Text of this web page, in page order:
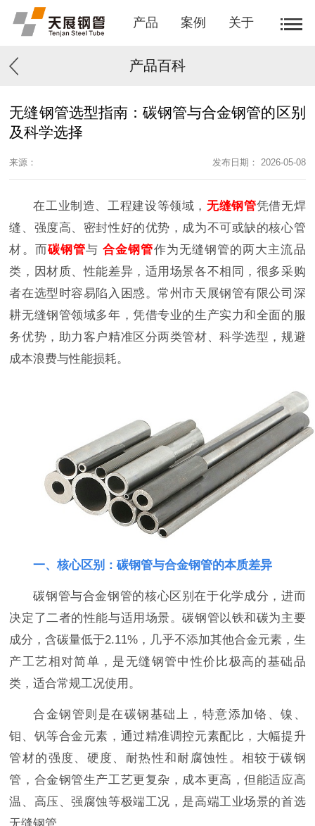
产品 案例 关于
产品百科
无缝钢管选型指南：碳钢管与合金钢管的区别
及科学选择
来源： 发布日期： 2026-05-08
在工业制造、工程建设等领域，无缝钢管凭借无焊
缝、强度高、密封性好的优势，成为不可或缺的核心管
材。而碳钢管与合金钢管作为无缝钢管的两大主流品
类，因材质、性能差异，适用场景各不相同，很多采购
者在选型时容易陷入困惑。常州市天展钢管有限公司深
耕无缝钢管领域多年，凭借专业的生产实力和全面的服
务优势，助力客户精准区分两类管材、科学选型，规避
成本浪费与性能损耗。
一、核心区别：碳钢管与合金钢管的本质差异
碳钢管与合金钢管的核心区别在于化学成分，进而
决定了二者的性能与适用场景。碳钢管以铁和碳为主要
成分，含碳量低于2.11%，几乎不添加其他合金元素，生
产工艺相对简单，是无缝钢管中性价比极高的基础品
类，适合常规工况使用。
合金钢管则是在碳钢基础上，特意添加铬、镍、
钼、钒等合金元素，通过精准调控元素配比，大幅提升
管材的强度、硬度、耐热性和耐腐蚀性。相较于碳钢
管，合金钢管生产工艺更复杂，成本更高，但能适应高
温、高压、强腐蚀等极端工况，是高端工业场景的首选
无缝钢管。